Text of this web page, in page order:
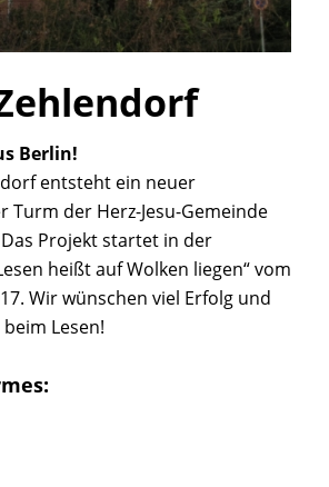
Berlin!
entsteht ein neuer
Turm der Herz-Jesu-Gemeinde
Projekt startet in der
heißt auf Wolken liegen“ vom
Wir wünschen viel Erfolg und
Lesen!